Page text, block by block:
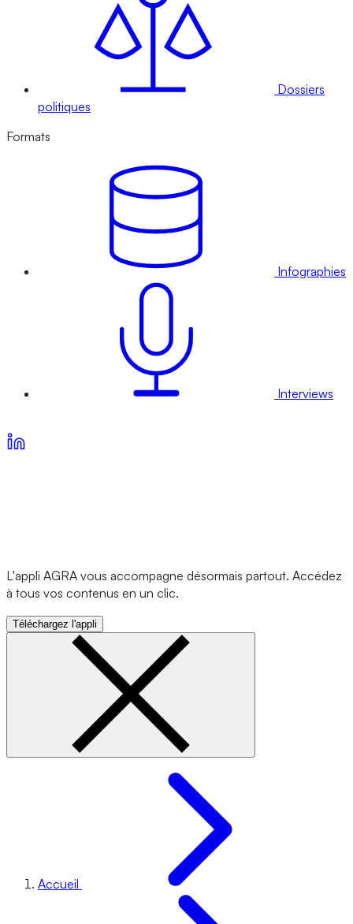
Dossiers
politiques
Formats
Infographies
Interviews
L'appli AGRA vous accompagne désormais partout. Accédez
à tous vos contenus en un clic.
Téléchargez l'appli
Accueil